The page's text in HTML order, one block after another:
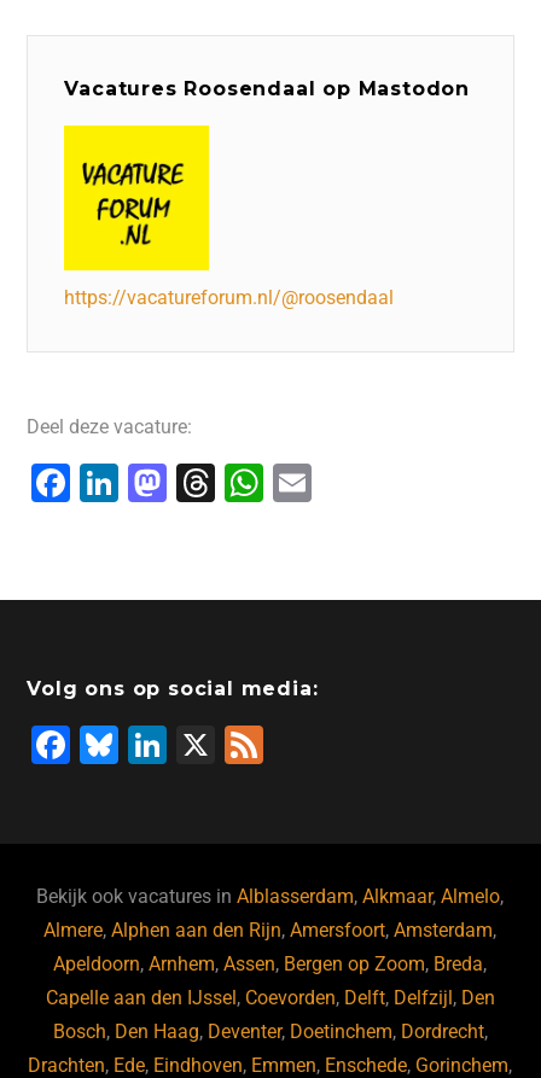
Vacatures Roosendaal op Mastodon
https://vacatureforum.nl/@roosendaal
Deel deze vacature:
F
e
o
o
k
Li
e
n
M
o
o
T
a
s
W
s
p
l
Volg ons op social media:
F
b
o
o
k
Bl
ky
Li
dI
n
X
Bekijk ook vacatures inAlblasserdam,Alkmaar,Almelo,
Almere,Alphen aan den Rijn,Amersfoort,Amsterdam,
Apeldoorn,Arnhem,Assen, Bergen op Zoom, Breda,
Capelle aan den IJssel, Coevorden, Delft, Delfzijl, Den
Bosch, Den Haag, Deventer, Doetinchem, Dordrecht,
Drachten, Ede, Eindhoven, Emmen, Enschede, Gorinchem,